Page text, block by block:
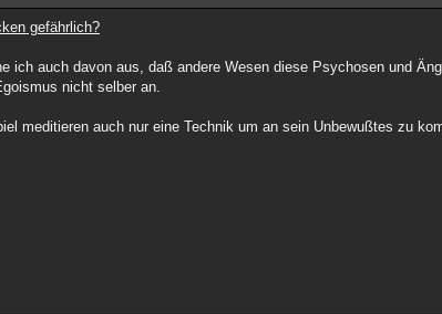
gefährlich?
ich auch davon aus, daß andere Wesen diese Psychosen und
nicht selber an.
meditieren auch nur eine Technik um an sein Unbewußtes zu